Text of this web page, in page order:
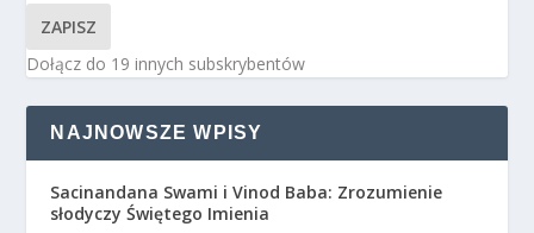
ZAPISZ
Dołącz do 19 innych subskrybentów
NAJNOWSZE WPISY
Sacinandana Swami i Vinod Baba: Zrozumienie
słodyczy Świętego Imienia